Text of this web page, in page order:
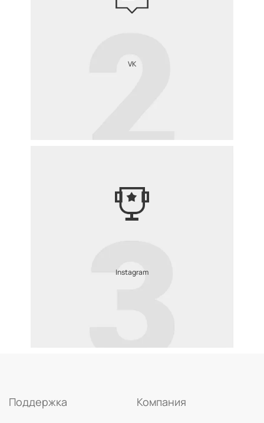
VK
Instagram
Поддержка Компания